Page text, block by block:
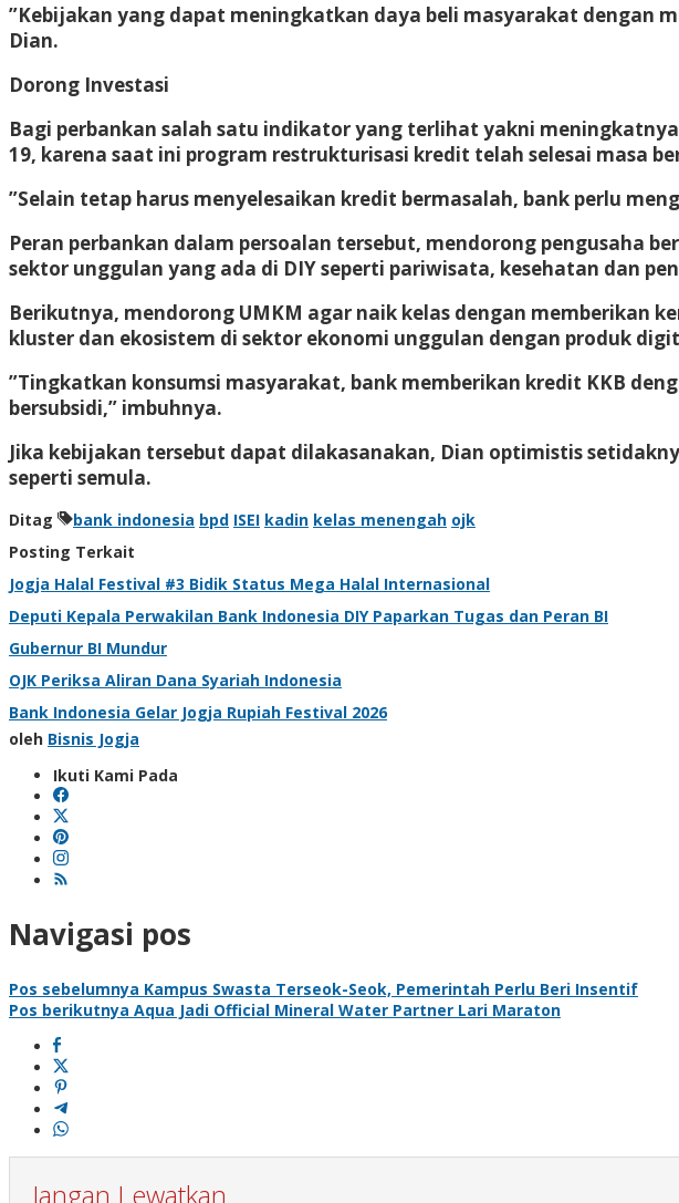
”Kebijakan yang dapat meningkatkan daya beli masyarakat dengan
Dian.
Dorong Investasi
Bagi perbankan salah satu indikator yang terlihat yakni
19, karena saat ini program restrukturisasi kredit telah selesai masa
”Selain tetap harus menyelesaikan kredit bermasalah, bank perlu
Peran perbankan dalam persoalan tersebut, mendorong pengusaha
sektor unggulan yang ada di DIY seperti pariwisata, kesehatan dan
Berikutnya, mendorong UMKM agar naik kelas dengan memberikan
kluster dan ekosistem di sektor ekonomi unggulan dengan produk
”Tingkatkan konsumsi masyarakat, bank memberikan kredit KKB
bersubsidi,” imbuhnya.
Jika kebijakan tersebut dapat dilakasanakan, Dian optimistis
seperti semula.
Ditag bank indonesia bpd ISEI kadin kelas menengah ojk
Posting Terkait
Jogja Halal Festival #3 Bidik Status Mega Halal Internasional
Deputi Kepala Perwakilan Bank Indonesia DIY Paparkan Tugas dan Peran BI
Gubernur BI Mundur
OJK Periksa Aliran Dana Syariah Indonesia
Bank Indonesia Gelar Jogja Rupiah Festival 2026
oleh Bisnis Jogja
Ikuti Kami Pada
Navigasi pos
Pos sebelumnya Kampus Swasta Terseok-Seok, Pemerintah Perlu Beri Insentif
Pos berikutnya Aqua Jadi Official Mineral Water Partner Lari Maraton
Jangan Lewatkan